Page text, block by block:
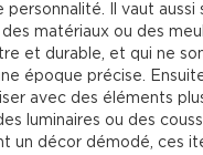
personnalité. Il vaut aussi
matériaux ou des
et durable, et qui ne
époque précise.
avec des éléments
luminaires ou des
un décor démodé, ces